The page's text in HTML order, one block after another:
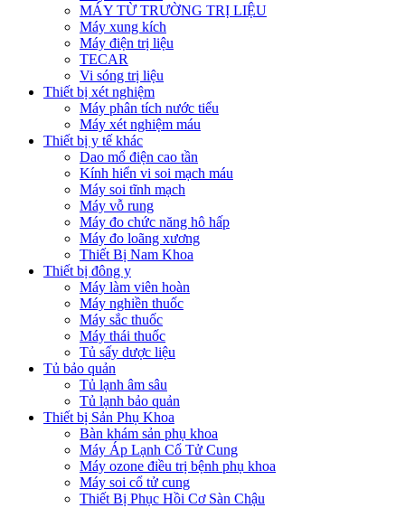
MÁY TỪ TRƯỜNG TRỊ LIỆU
Máy xung kích
Máy điện trị liệu
TECAR
Vi sóng trị liệu
Thiết bị xét nghiệm
Máy phân tích nước tiểu
Máy xét nghiệm máu
Thiết bị y tế khác
Dao mổ điện cao tần
Kính hiển vi soi mạch máu
Máy soi tĩnh mạch
Máy vỗ rung
Máy đo chức năng hô hấp
Máy đo loãng xương
Thiết Bị Nam Khoa
Thiết bị đông y
Máy làm viên hoàn
Máy nghiền thuốc
Máy sắc thuốc
Máy thái thuốc
Tủ sấy dược liệu
Tủ bảo quản
Tủ lạnh âm sâu
Tủ lạnh bảo quản
Thiết bị Sản Phụ Khoa
Bàn khám sản phụ khoa
Máy Áp Lạnh Cổ Tử Cung
Máy ozone điều trị bệnh phụ khoa
Máy soi cổ tử cung
Thiết Bị Phục Hồi Cơ Sàn Chậu